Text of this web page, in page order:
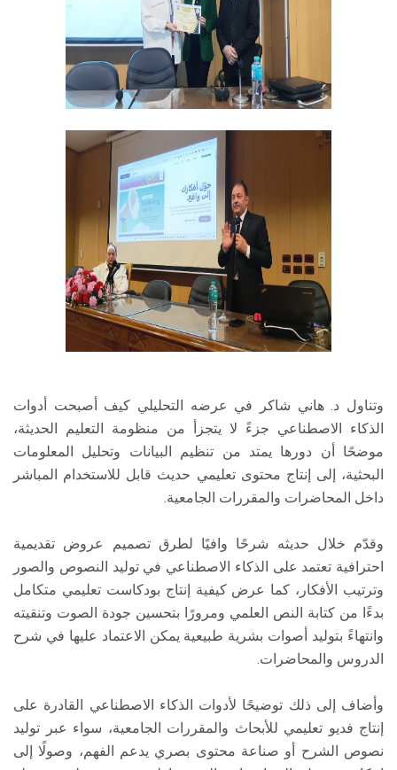
وتناول د. هاني شاكر في عرضه التحليلي كيف أصبحت أدوات
الذكاء الاصطناعي جزءً لا يتجزأ من منظومة التعليم الحديثة،
موضحًا أن دورها يمتد من تنظيم البيانات وتحليل المعلومات
البحثية، إلى إنتاج محتوى تعليمي حديث قابل للاستخدام المباشر
داخل المحاضرات والمقررات الجامعية.
وقدّم خلال حديثه شرحًا وافيًا لطرق تصميم عروض تقديمية
احترافية تعتمد على الذكاء الاصطناعي في توليد النصوص والصور
وترتيب الأفكار، كما عرض كيفية إنتاج بودكاست تعليمي متكامل
بدءًا من كتابة النص العلمي ومرورًا بتحسين جودة الصوت وتنقيته
وانتهاءً بتوليد أصوات بشرية طبيعية يمكن الاعتماد عليها في شرح
الدروس والمحاضرات.
وأضاف إلى ذلك توضيحًا لأدوات الذكاء الاصطناعي القادرة على
إنتاج فديو تعليمي للأبحاث والمقررات الجامعية، سواء عبر توليد
نصوص الشرح أو صناعة محتوى بصري يدعم الفهم، وصولًا إلى